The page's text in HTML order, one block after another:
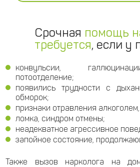
Срочная помощь
требуется, если у
конвульсии,
потоотделение;
появились трудности с
обморок;
признаки отравления
ломка, синдром отмены;
неадекватное агрессивное
запойное состояние,
Также вызов нарколога на